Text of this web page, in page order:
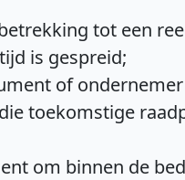
tot een
is gespreid;
of
toekomstige
om binnen de